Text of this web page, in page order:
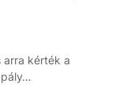
kérték a